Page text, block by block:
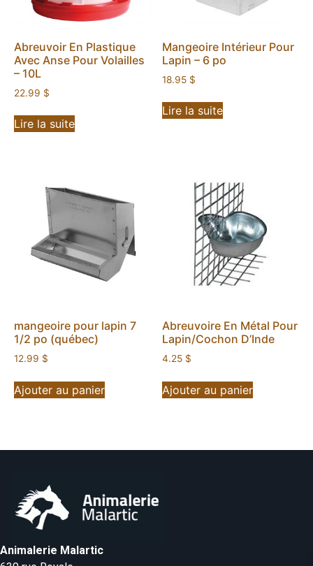
Abreuvoir En Plastique
Avec Anse Pour Volailles
– 10L
22.99 $
Lire la suite
Mangeoire Intérieur Pour
Lapin – 6 po
18.95 $
Lire la suite
mangeoire pour lapin 7
1/2 po (québec)
12.99 $
Ajouter au panier
Abreuvoire En Métal Pour
Lapin/Cochon D’Inde
4.25 $
Ajouter au panier
Animalerie Malartic